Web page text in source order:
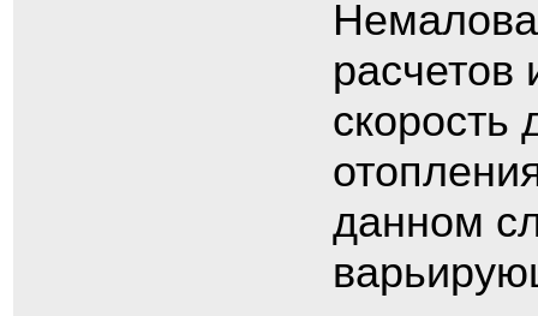
расчетов
скорость
данном